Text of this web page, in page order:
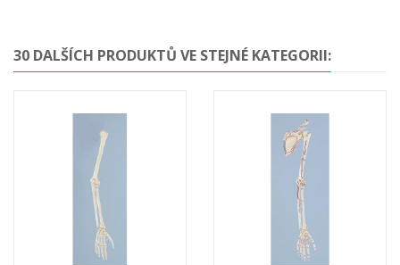
30 DALŠÍCH PRODUKTŮ VE STEJNÉ KATEGORII: